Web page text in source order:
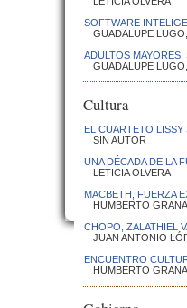
SOFTWARE
GUADALUPE
ADULTOS
GUADALUPE
Cultura
EL CUARTETO LISSY
SIN AUTOR
UNA DÉCADA DE LA
LETICIA OLVERA
MACBETH, FUERZA
HUMBERTO
CHOPO, ZALATHIEL
JUAN ANTONIO
ENCUENTRO
HUMBERTO